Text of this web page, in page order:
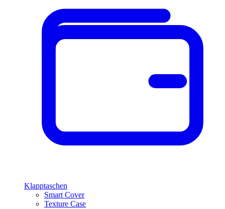
Klapptaschen
Smart Cover
Texture Case